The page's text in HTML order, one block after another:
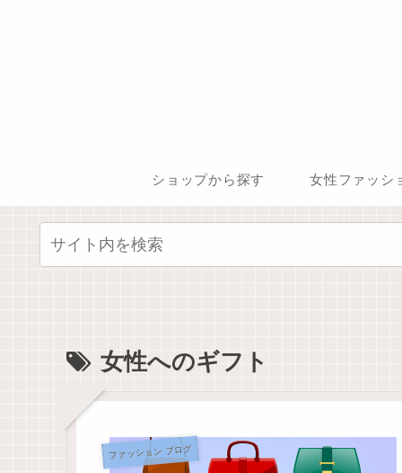
ショップから探す 女性ファッシ
女性へのギフト
ファッション ブログ